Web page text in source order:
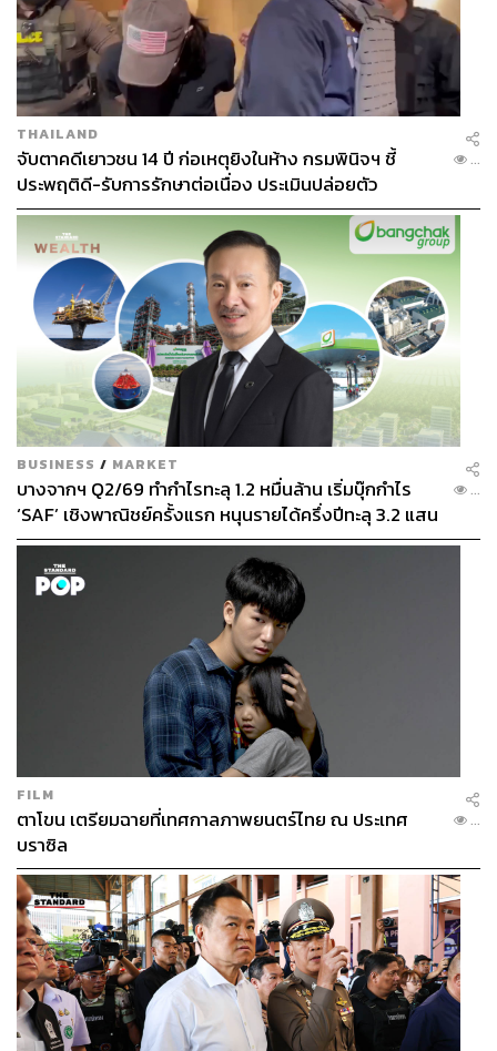
THAILAND
จับตาคดีเยาวชน 14 ปี ก่อเหตุยิงในห้าง กรมพินิจฯ ชี้
ประพฤติดี-รับการรักษาต่อเนื่อง ประเมินปล่อยตัว
...
BUSINESS / MARKET
บางจากฯ Q2/69 ทำกำไรทะลุ 1.2 หมื่นล้าน เริ่มบุ๊กกำไร
‘SAF’ เชิงพาณิชย์ครั้งแรก หนุนรายได้ครึ่งปีทะลุ 3.2 แสน
ล้าน
...
FILM
ตาโขน เตรียมฉายที่เทศกาลภาพยนตร์ไทย ณ ประเทศ
บราซิล
...